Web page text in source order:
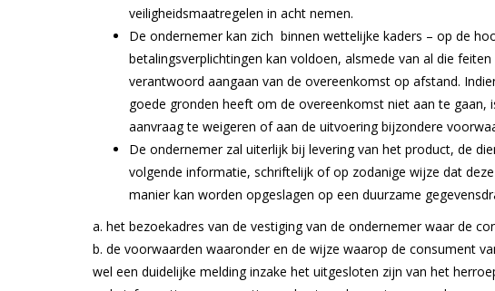
veiligheidsmaatregelen in acht nemen.
De ondernemer kan zich binnen wettelijke kaders – op de
betalingsverplichtingen kan voldoen, alsmede van al die
verantwoord aangaan van de overeenkomst op afstand.
goede gronden heeft om de overeenkomst niet aan te
aanvraag te weigeren of aan de uitvoering bijzondere
De ondernemer zal uiterlijk bij levering van het product, de
volgende informatie, schriftelijk of op zodanige wijze dat
manier kan worden opgeslagen op een duurzame
a. het bezoekadres van de vestiging van de ondernemer waar de
b. de voorwaarden waaronder en de wijze waarop de consument
wel een duidelijke melding inzake het uitgesloten zijn van het